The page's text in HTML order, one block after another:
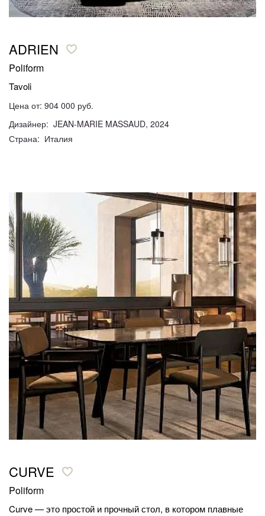
ADRIEN
Poliform
Tavoli
Цена от: 904 000 руб.
Дизайнер: JEAN-MARIE MASSAUD, 2024
Страна: Италия
CURVE
Poliform
Curve — это простой и прочный стол, в котором плавные